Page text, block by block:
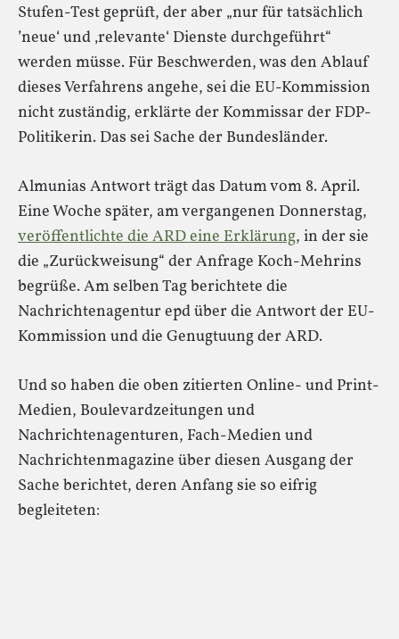
Stufen-Test geprüft, der aber „nur für tatsächlich
’neue‘ und ‚relevante‘ Dienste durchgeführt“
werden müsse. Für Beschwerden, was den Ablauf
dieses Verfahrens angehe, sei die EU-Kommission
nicht zuständig, erklärte der Kommissar der FDP-
Politikerin. Das sei Sache der Bundesländer.
Almunias Antwort trägt das Datum vom 8. April.
Eine Woche später, am vergangenen Donnerstag,
veröffentlichte die ARD eine Erklärung, in der sie
die „Zurückweisung“ der Anfrage Koch-Mehrins
begrüße. Am selben Tag berichtete die
Nachrichtenagentur epd über die Antwort der EU-
Kommission und die Genugtuung der ARD.
Und so haben die oben zitierten Online- und Print-
Medien, Boulevardzeitungen und
Nachrichtenagenturen, Fach-Medien und
Nachrichtenmagazine über diesen Ausgang der
Sache berichtet, deren Anfang sie so eifrig
begleiteten: